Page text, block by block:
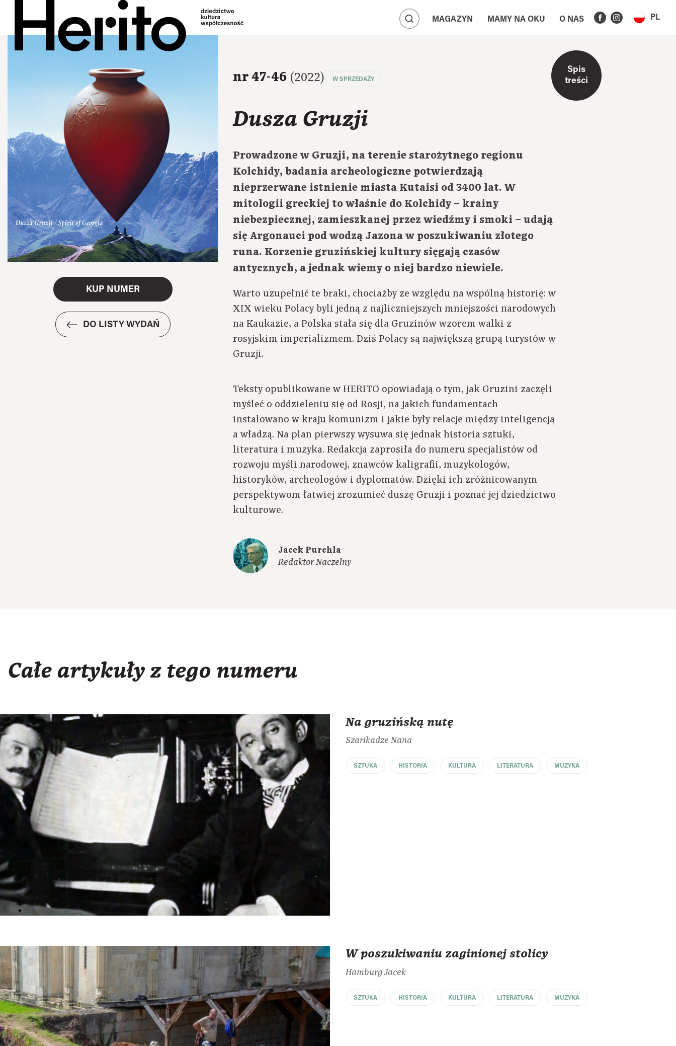
MAGAZYN MAMY NA OKU O NAS PL
KUP NUMER
DO LISTY WYDAŃ
nr 47-46 (2022) W SPRZEDAŻY
Dusza Gruzji
Prowadzone w Gruzji, na terenie starożytnego regionu
Kolchidy, badania archeologiczne potwierdzają
nieprzerwane istnienie miasta Kutaisi od 3400 lat. W
mitologii greckiej to właśnie do Kolchidy – krainy
niebezpiecznej, zamieszkanej przez wiedźmy i smoki – udają
się Argonauci pod wodzą Jazona w poszukiwaniu złotego
runa. Korzenie gruzińskiej kultury sięgają czasów
antycznych, a jednak wiemy o niej bardzo niewiele.
Warto uzupełnić te braki, chociażby ze względu na wspólną historię: w
XIX wieku Polacy byli jedną z najliczniejszych mniejszości narodowych
na Kaukazie, a Polska stała się dla Gruzinów wzorem walki z
rosyjskim imperializmem. Dziś Polacy są największą grupą turystów w
Gruzji.
Teksty opublikowane w HERITO opowiadają o tym, jak Gruzini zaczęli
myśleć o oddzieleniu się od Rosji, na jakich fundamentach
instalowano w kraju komunizm i jakie były relacje między inteligencją
a władzą. Na plan pierwszy wysuwa się jednak historia sztuki,
literatura i muzyka. Redakcja zaprosiła do numeru specjalistów od
rozwoju myśli narodowej, znawców kaligrafii, muzykologów,
historyków, archeologów i dyplomatów. Dzięki ich zróżnicowanym
perspektywom łatwiej zrozumieć duszę Gruzji i poznać jej dziedzictwo
kulturowe.
Jacek Purchla
Redaktor Naczelny
Spis
treści
Całe artykuły z tego numeru
Na gruzińską nutę
Szarikadze Nana
SZTUKA HISTORIA KULTURA LITERATURA MUZYKA
W poszukiwaniu zaginionej stolicy
Hamburg Jacek
SZTUKA HISTORIA KULTURA LITERATURA MUZYKA